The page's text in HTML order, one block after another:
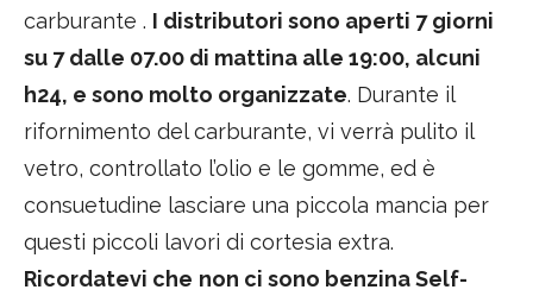
carburante . I distributori sono aperti 7 giorni
su 7 dalle 07.00 di mattina alle 19:00, alcuni
h24, e sono molto organizzate. Durante il
rifornimento del carburante, vi verrà pulito il
vetro, controllato l’olio e le gomme, ed è
consuetudine lasciare una piccola mancia per
questi piccoli lavori di cortesia extra.
Ricordatevi che non ci sono benzina Self-